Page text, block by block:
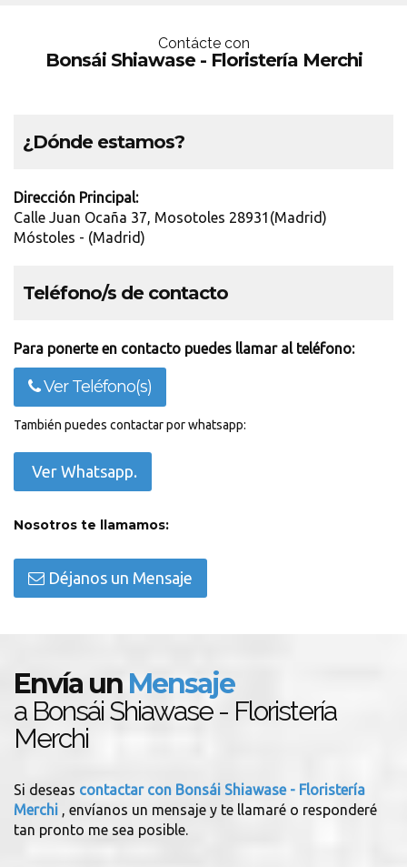
Contácte con
Bonsái Shiawase - Floristería Merchi
¿Dónde estamos?
Dirección Principal:
Calle Juan Ocaña 37, Mosotoles 28931(Madrid)
Móstoles - (Madrid)
Teléfono/s de contacto
Para ponerte en contacto puedes llamar al teléfono:
Ver Teléfono(s)
También puedes contactar por whatsapp:
Ver Whatsapp.
Nosotros te llamamos:
Déjanos un Mensaje
Envía un Mensaje
a Bonsái Shiawase - Floristería
Merchi
Si deseas contactar con Bonsái Shiawase - Floristería
Merchi , envíanos un mensaje y te llamaré o responderé
tan pronto me sea posible.